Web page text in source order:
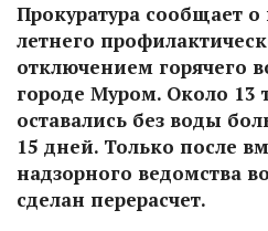
Прокуратура сообщает
летнего
отключением горячего
городе Муром. Около 13
оставались без воды
15 дней. Только после
надзорного ведомства
сделан перерасчет.